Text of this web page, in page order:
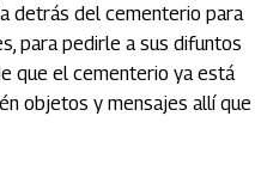
detrás del cementerio para
para pedirle a sus difuntos
que el cementerio ya está
objetos y mensajes allí que